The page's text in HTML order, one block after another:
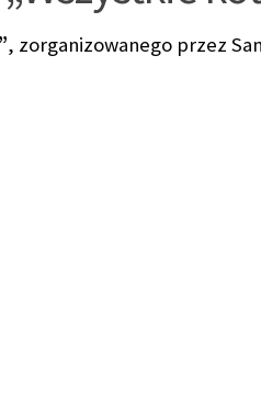
, zorganizowanego przez